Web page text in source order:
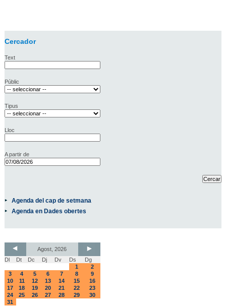
Cercador
Text
Públic
Tipus
Lloc
A partir de
Agenda del cap de setmana
Agenda en Dades obertes
Agost, 2026
Dl
Dt Dc Dj Dv Ds
Dg
1
2
3
4 5 6 7 8
9
10
11 12 13 14 15
16
17
18 19 20 21 22
23
24
25 26 27 28 29
30
31